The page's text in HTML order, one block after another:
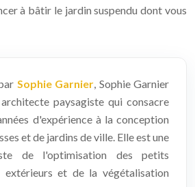
à bâtir le jardin suspendu dont vous
Sophie Garnier, Sophie Garnier
paysagiste qui consacre
d'expérience à la conception
et de jardins de ville. Elle est une
de l'optimisation des petits
extérieurs et de la végétalisation